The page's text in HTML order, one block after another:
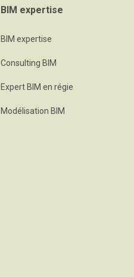
BIM expertise
BIM expertise
Consulting BIM
Expert BIM en régie
Modélisation BIM